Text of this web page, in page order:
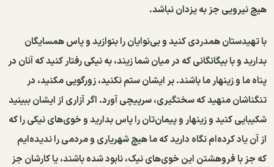
هیچ نیرویی جز به یزدان نباشد.
با تهیدستان همدردی کنید و بی‌نوایان را بنوازید و پاس همسایگان
بدارید و با بیگانگانی که در میان شما زیند، به نیکی رفتار کنید که آنان در
پناه ما و زینهار ما باشند. بر ایشان ستم نکنید، زورگویی مکنید، در
تنگناشان منهید که سختگیری، سرپیچی آورد. اگر آزاری از ایشان ببینید
شکیبایی کنید و زینهار و پیمان‌تان را پاس بدارید و خوی‌های نیکی را که
از آن یاد کرده‌ام نگاه دارید که ما هیچ شهریاری و مردمی را ندیده‌ایم
که جز با فروهشتن این خوی‌های نیک، نابود شده باشند، یا کارشان جز